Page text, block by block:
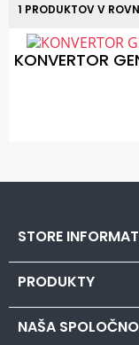
1 PRODUKTOV V
KONVERTOR
STORE
PRODUKTY
NAŠA